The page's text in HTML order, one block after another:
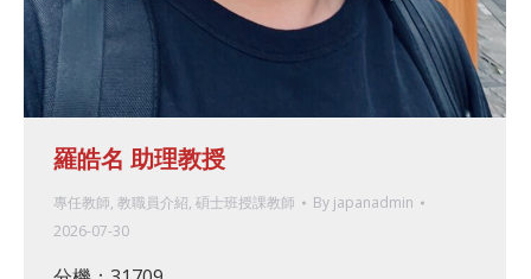
羅皓名 助理教授
專任教師, 教職員介紹, 碩士班授課教師 By japanadmin
2026-07-30